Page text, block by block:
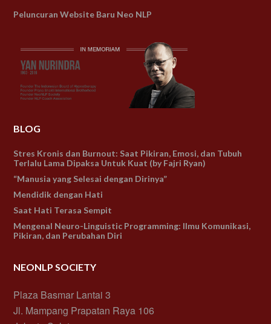
Peluncuran Website Baru Neo NLP
BLOG
Stres Kronis dan Burnout: Saat Pikiran, Emosi, dan Tubuh
Terlalu Lama Dipaksa Untuk Kuat (by Fajri Ryan)
“Manusia yang Selesai dengan Dirinya”
Mendidik dengan Hati
Saat Hati Terasa Sempit
Mengenal Neuro-Linguistic Programming: Ilmu Komunikasi,
Pikiran, dan Perubahan Diri
NEONLP SOCIETY
Plaza Basmar Lantai 3
Jl. Mampang Prapatan Raya 106